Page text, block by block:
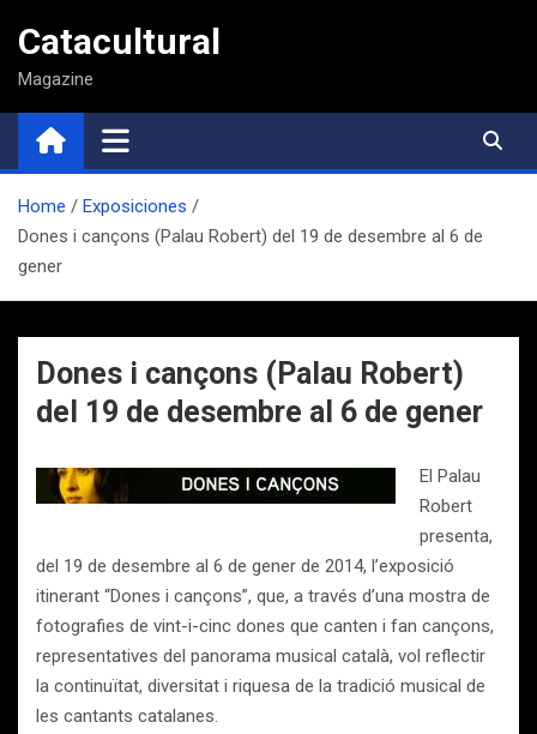
contenido
Catacultural
Magazine
Home
Exposiciones
Dones i cançons (Palau Robert) del 19 de desembre al 6 de
gener
Dones i cançons (Palau Robert)
del 19 de desembre al 6 de gener
El Palau
Robert
presenta,
del 19 de desembre al 6 de gener de 2014, l’exposició
itinerant “Dones i cançons”, que, a través d’una mostra de
fotografies de vint-i-cinc dones que canten i fan cançons,
representatives del panorama musical català, vol reflectir
la continuïtat, diversitat i riquesa de la tradició musical de
les cantants catalanes.